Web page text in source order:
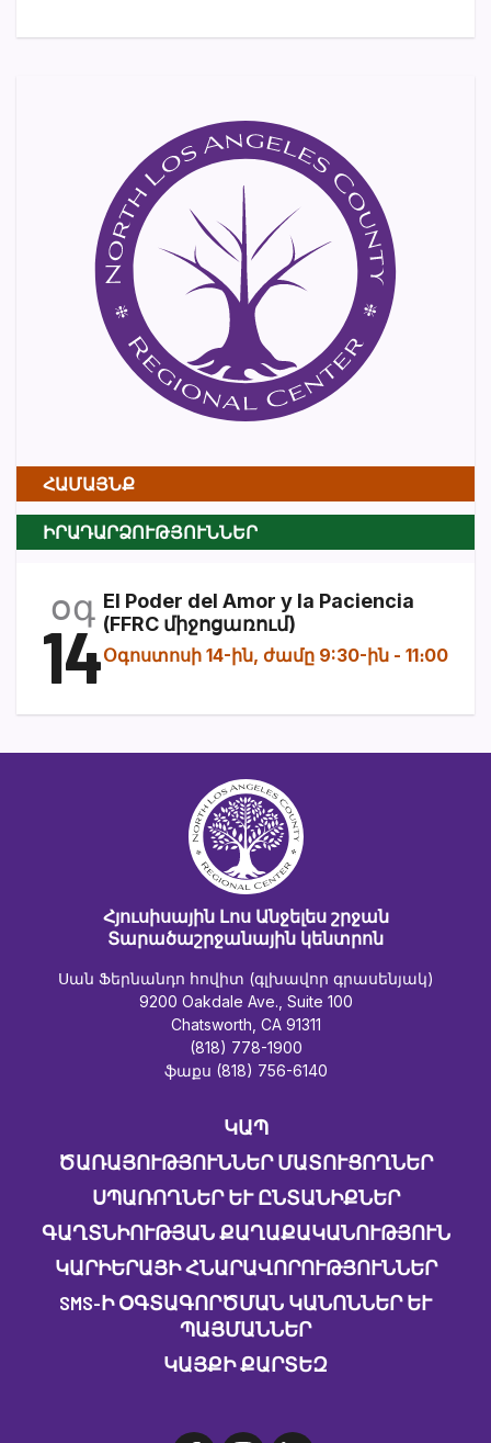
ՀԱՄԱՅՆՔ
ԻՐԱԴԱՐՁՈՒԹՅՈՒՆՆԵՐ
օգ
14
El Poder del Amor y la Paciencia
(FFRC միջոցառում)
Օգոստոսի 14-ին, ժամը 9:30-ին - 11։00
Հյուսիսային Լոս Անջելես շրջան
Տարածաշրջանային կենտրոն
Սան Ֆերնանդո հովիտ (գլխավոր գրասենյակ)
9200 Oakdale Ave., Suite 100
Chatsworth, CA 91311
(818) 778-1900
ֆաքս (818) 756-6140
ԿԱՊ
ԾԱՌԱՅՈՒԹՅՈՒՆՆԵՐ ՄԱՏՈՒՑՈՂՆԵՐ
ՍՊԱՌՈՂՆԵՐ ԵՒ ԸՆՏԱՆԻՔՆԵՐ
ԳԱՂՏՆԻՈՒԹՅԱՆ ՔԱՂԱՔԱԿԱՆՈՒԹՅՈՒՆ
ԿԱՐԻԵՐԱՅԻ ՀՆԱՐԱՎՈՐՈՒԹՅՈՒՆՆԵՐ
SMS-Ի ՕԳՏԱԳՈՐԾՄԱՆ ԿԱՆՈՆՆԵՐ ԵՒ Պ
ԱՅՄԱՆՆԵՐ
ԿԱՅՔԻ ՔԱՐՏԵԶ